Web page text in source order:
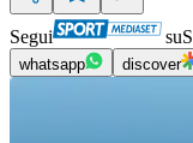
Segui su
whatsapp discover